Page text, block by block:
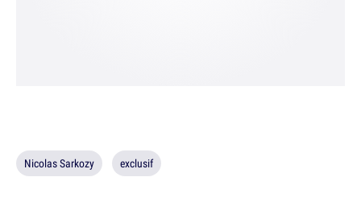
Nicolas Sarkozy exclusif